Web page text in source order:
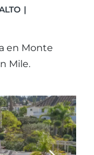
en Monte
Mile.